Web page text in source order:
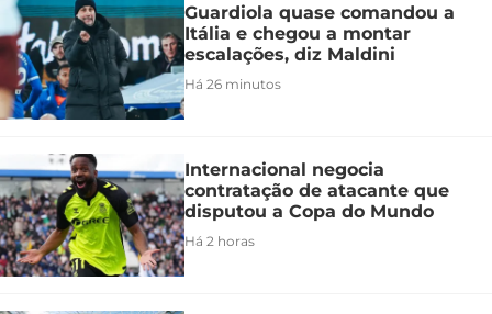
Guardiola quase comandou a
Itália e chegou a montar
escalações, diz Maldini
Há 26 minutos
Internacional negocia
contratação de atacante que
disputou a Copa do Mundo
Há 2 horas